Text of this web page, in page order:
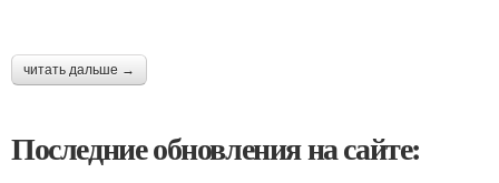
читать дальше →
Последние обновления на сайте: